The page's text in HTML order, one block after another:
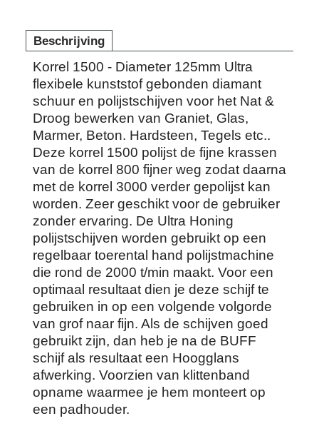
Beschrijving
Korrel 1500 - Diameter 125mm Ultra
flexibele kunststof gebonden diamant
schuur en polijstschijven voor het Nat &
Droog bewerken van Graniet, Glas,
Marmer, Beton. Hardsteen, Tegels etc..
Deze korrel 1500 polijst de fijne krassen
van de korrel 800 fijner weg zodat daarna
met de korrel 3000 verder gepolijst kan
worden. Zeer geschikt voor de gebruiker
zonder ervaring. De Ultra Honing
polijstschijven worden gebruikt op een
regelbaar toerental hand polijstmachine
die rond de 2000 t/min maakt. Voor een
optimaal resultaat dien je deze schijf te
gebruiken in op een volgende volgorde
van grof naar fijn. Als de schijven goed
gebruikt zijn, dan heb je na de BUFF
schijf als resultaat een Hoogglans
afwerking. Voorzien van klittenband
opname waarmee je hem monteert op
een padhouder.